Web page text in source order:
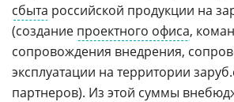
сбыта российской продукции на
(создание проектного офиса,
сопровождения внедрения,
эксплуатации на территории
партнеров). Из этой суммы